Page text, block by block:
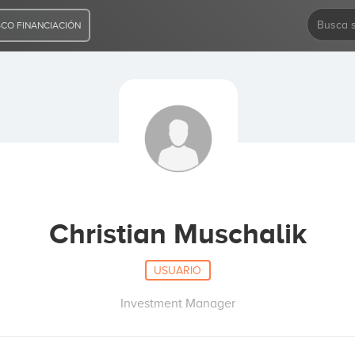
FINANCIACIÓN
Christian Muschalik
USUARIO
Investment Manager